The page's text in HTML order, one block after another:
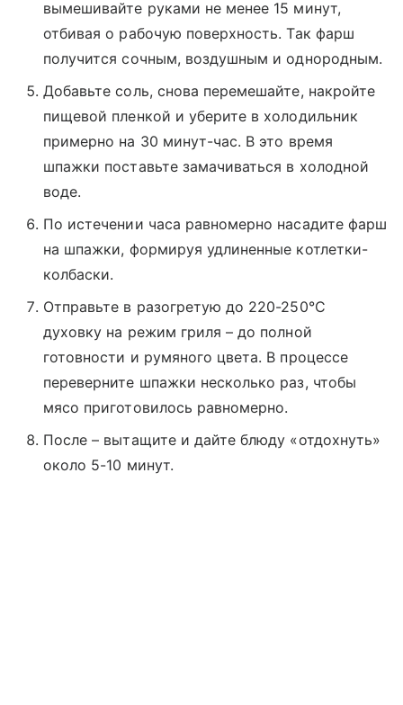
вымешивайте руками не менее 15 минут,
отбивая о рабочую поверхность. Так фарш
получится сочным, воздушным и однородным.
Добавьте соль, снова перемешайте, накройте
пищевой пленкой и уберите в холодильник
примерно на 30 минут-час. В это время
шпажки поставьте замачиваться в холодной
воде.
По истечении часа равномерно насадите фарш
на шпажки, формируя удлиненные котлетки-
колбаски.
Отправьте в разогретую до 220-250°C
духовку на режим гриля – до полной
готовности и румяного цвета. В процессе
переверните шпажки несколько раз, чтобы
мясо приготовилось равномерно.
После – вытащите и дайте блюду «отдохнуть»
около 5-10 минут.